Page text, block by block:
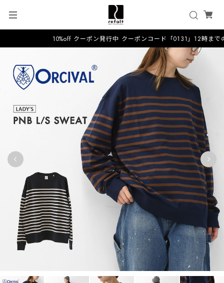
10%off クーポン発行中 クーポンコード「0131」12時まで